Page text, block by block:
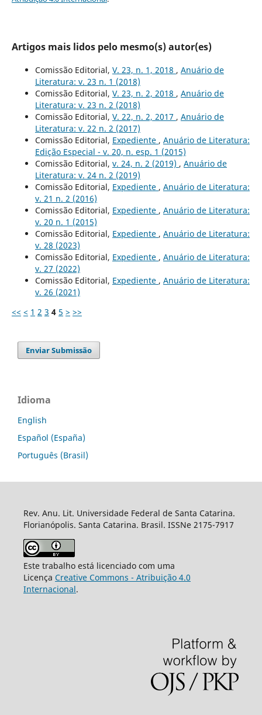
Artigos mais lidos pelo mesmo(s) autor(es)
Comissão Editorial, V. 23, n. 1, 2018 , Anuário de
Literatura: v. 23 n. 1 (2018)
Comissão Editorial, V. 23, n. 2, 2018 , Anuário de
Literatura: v. 23 n. 2 (2018)
Comissão Editorial, V. 22, n. 2, 2017 , Anuário de
Literatura: v. 22 n. 2 (2017)
Comissão Editorial, Expediente , Anuário de Literatura:
Edição Especial - v. 20, n. esp. 1 (2015)
Comissão Editorial, v. 24, n. 2 (2019) , Anuário de
Literatura: v. 24 n. 2 (2019)
Comissão Editorial, Expediente , Anuário de Literatura:
v. 21 n. 2 (2016)
Comissão Editorial, Expediente , Anuário de Literatura:
v. 20 n. 1 (2015)
Comissão Editorial, Expediente , Anuário de Literatura:
v. 28 (2023)
Comissão Editorial, Expediente , Anuário de Literatura:
v. 27 (2022)
Comissão Editorial, Expediente , Anuário de Literatura:
v. 26 (2021)
<< < 1 2 3 4 5 > >>
Enviar Submissão
Idioma
English
Español (España)
Português (Brasil)
Rev. Anu. Lit. Universidade Federal de Santa Catarina.
Florianópolis. Santa Catarina. Brasil. ISSNe 2175-7917
Este trabalho está licenciado com uma
Licença Creative Commons - Atribuição 4.0
Internacional.